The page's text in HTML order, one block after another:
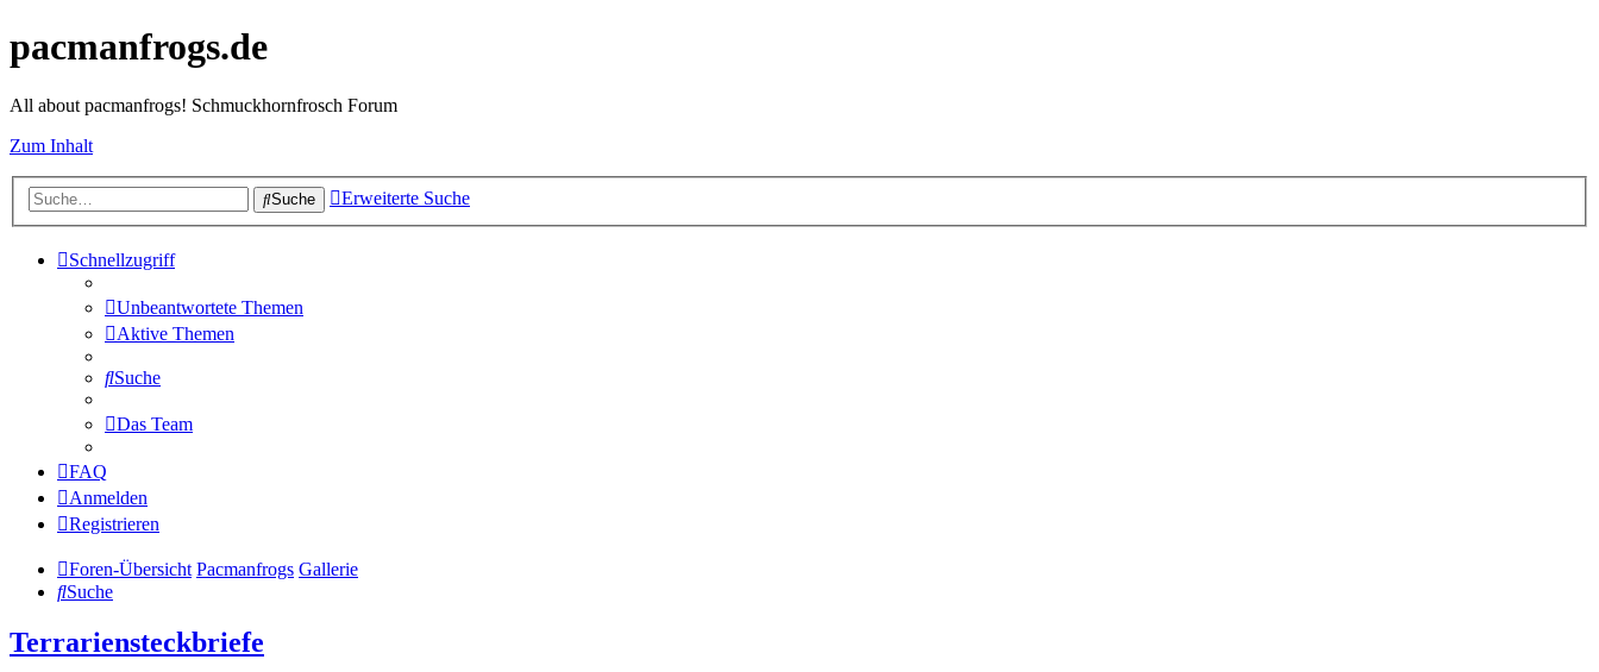
pacmanfrogs.de
All about pacmanfrogs! Schmuckhornfrosch Forum
Zum Inhalt
Suche Erweiterte Suche
Schnellzugriff
Unbeantwortete Themen
Aktive Themen
Suche
Das Team
FAQ
Anmelden
Registrieren
Foren-Übersicht Pacmanfrogs Gallerie
Suche
Terrariensteckbriefe